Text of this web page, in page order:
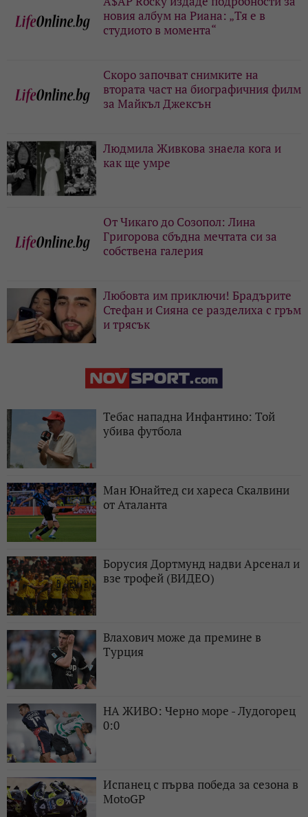
новия албум на Риана: „Тя е в
студиото в момента“
Скоро започват снимките на
втората част на биографичния филм
за Майкъл Джексън
Людмила Живкова знаела кога и
как ще умре
От Чикаго до Созопол: Лина
Григорова сбъдна мечтата си за
собствена галерия
Любовта им приключи! Брадърите
Стефан и Сияна се разделиха с гръм
и трясък
Тебас нападна Инфантино: Той
убива футбола
Ман Юнайтед си хареса Скалвини
от Аталанта
Борусия Дортмунд надви Арсенал и
взе трофей (ВИДЕО)
Влахович може да премине в
Турция
НА ЖИВО: Черно море - Лудогорец
0:0
Испанец с първа победа за сезона в
MotoGP